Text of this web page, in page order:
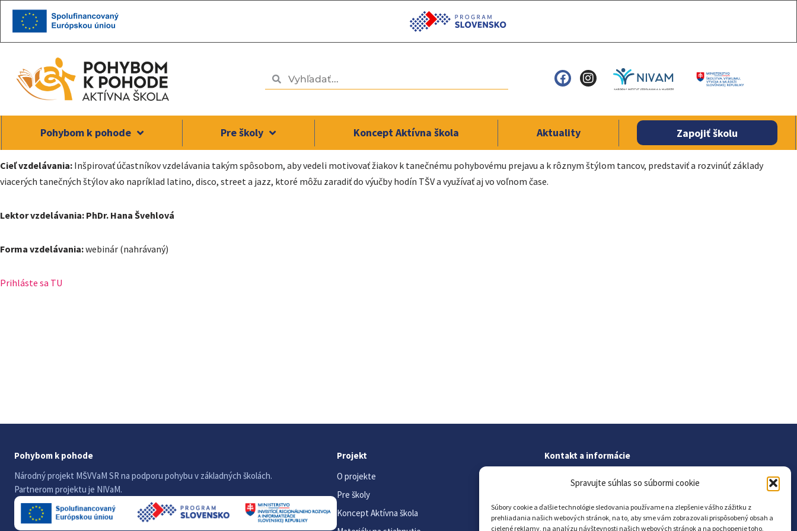
Spravujte súhlas so súbormi cookie
Súbory cookie a ďalšie technológie sledovania používame na zlepšenie vášho zážitku z
prehliadania našich webových stránok, na to, aby sme vám zobrazovali prispôsobený obsah a
cielené reklamy, na analýzu návštevnosti našich webových stránok a na pochopenie toho,
Preskočiť
Pohybom k pohode Pre školy Koncept Aktívna škola Aktuality Zapojiť školu
Cieľ vzdelávania: Inšpirovať účastníkov vzdelávania takým spôsobom, aby vedeli motivovať žiakov k tanečnému pohybovému prejavu a k rôznym štýlom tancov, predstaviť a rozvinúť základy
viacerých tanečných štýlov ako napríklad latino, disco, street a jazz, ktoré môžu zaradiť do výučby hodín TŠV a využívať aj vo voľnom čase.
Lektor vzdelávania: PhDr. Hana Švehlová
Forma vzdelávania:webinár (nahrávaný)
Prihláste sa TU
Pohybom k pohode
Národný projekt MŠVVaM SR na podporu pohybu v základných školách.
Partnerom projektu je NIVaM.
Projekt
O projekte
Pre školy
Koncept Aktívna škola
Kontakt a informácie
Vyhlásenie o prístupnosti